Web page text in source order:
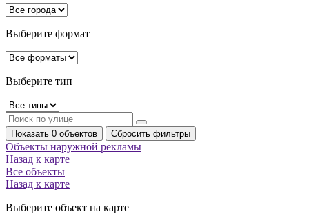
Выберите формат
Выберите тип
Показать 0 объектов Сбросить фильтры
Объекты наружной рекламы
Назад к карте
Все объекты
Назад к карте
Выберите объект на карте